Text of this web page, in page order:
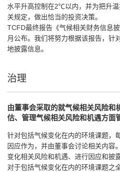
水平升高控制在2℃以内，并为把升
关规定，做出恰当的投资决策。
TCFD最终报告《气候相关财务信息
月公布。我们将努力根据该报告，针
地披露信息。
治理
由董事会采取的就气候相关风险和
估、管理气候相关风险和机遇方面
针对包括气候变化在内的环境课题，
因应作为，并由董事会讨论相关内容
变化相关风险和机遇、进行因应和披
对于包括气候变化在内的环境课题之